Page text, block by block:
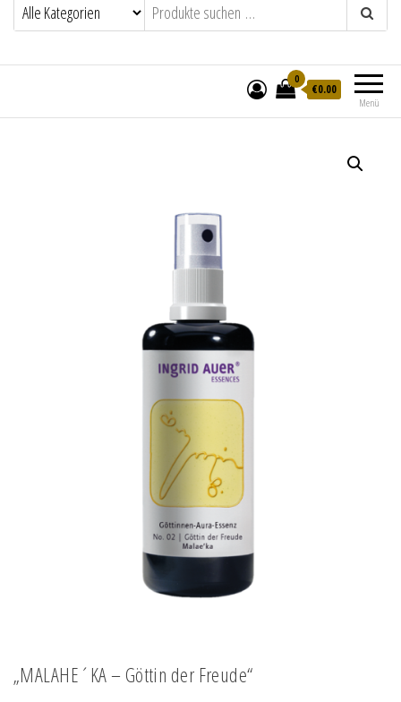
Menü
0
€0.00
„MALAHE´KA – Göttin der Freude“